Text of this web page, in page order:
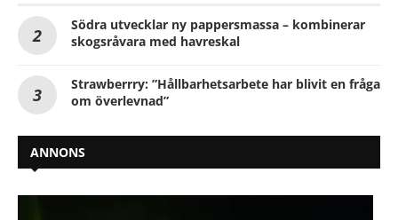
Södra utvecklar ny pappersmassa – kombinerar
skogsråvara med havreskal
Strawberrry: ”Hållbarhetsarbete har blivit en fråga
om överlevnad”
ANNONS